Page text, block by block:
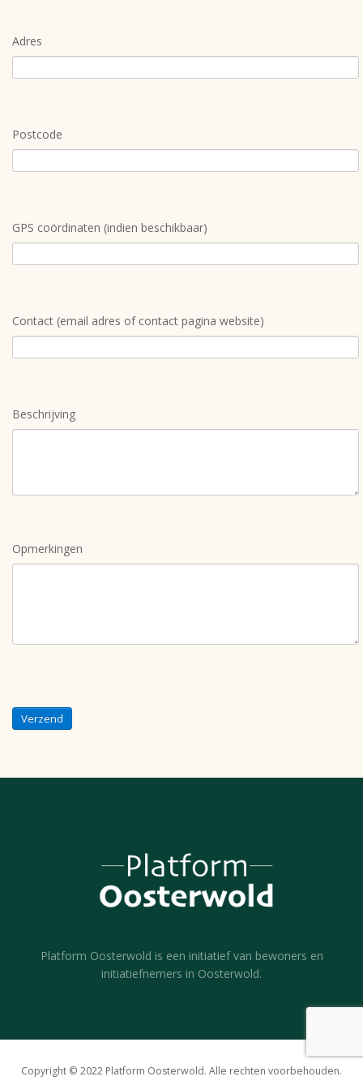
Adres
Postcode
GPS coördinaten (indien beschikbaar)
Contact (email adres of contact pagina website)
Beschrijving
Opmerkingen
Verzend
Platform Oosterwold is een initiatief van bewoners en
initiatiefnemers in Oosterwold.
Copyright © 2022 Platform Oosterwold. Alle rechten voorbehouden.